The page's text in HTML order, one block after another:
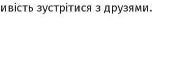
зустрітися з друзями.